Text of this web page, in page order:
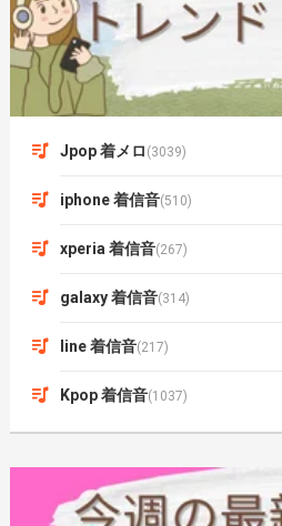
Jpop 着メロ (3039)
iphone 着信音(510)
xperia 着信音(267)
galaxy 着信音(314)
line 着信音(217)
Kpop 着信音(1037)